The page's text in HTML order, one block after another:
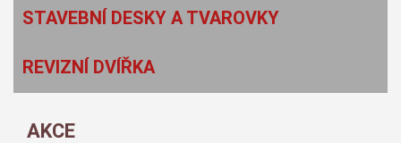
STAVEBNÍ DESKY A TVAROVKY
REVIZNÍ DVÍŘKA
AKCE